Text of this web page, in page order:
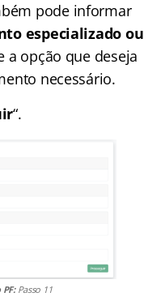
pode informar
especializado ou
a opção que deseja
necessário.
“.
Passo 11